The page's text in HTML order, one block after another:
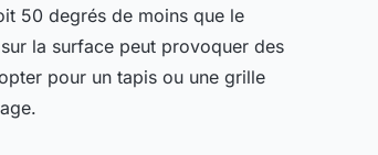
50 degrés de moins que le
la surface peut provoquer des
pour un tapis ou une grille